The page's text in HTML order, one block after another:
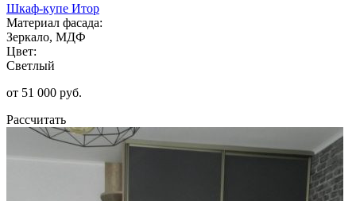
Шкаф-купе Итор
Материал фасада:
Зеркало, МДФ
Цвет:
Светлый
от 51 000 руб.
Рассчитать